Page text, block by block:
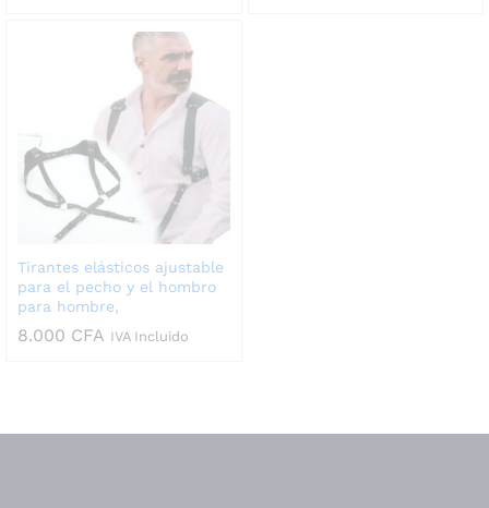
Tirantes elásticos ajustable
para el pecho y el hombro
para hombre,
8.000 CFA IVA Incluido